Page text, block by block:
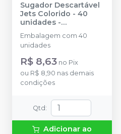
Sugador Descartável
Jets Colorido - 40
unidades -
BIODINAMICA
Embalagem com 40
unidades
R$ 8,63 no Pix
ou R$ 8,90 nas demais
condições
Qtd :
Adicionar ao